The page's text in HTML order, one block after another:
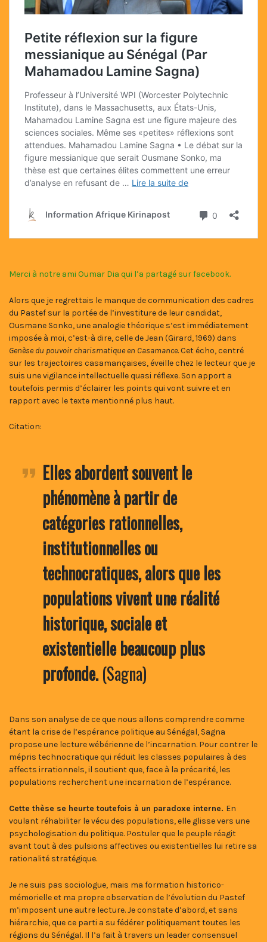
Merci à notre ami Oumar Dia qui l’a partagé sur facebook.
Alors que je regrettais le manque de communication des cadres
du Pastef sur la portée de l’investiture de leur candidat,
Ousmane Sonko, une analogie théorique s’est immédiatement
imposée à moi, c’est-à dire, celle de Jean (Girard, 1969) dans
Genèse du pouvoir charismatique en Casamance. Cet écho, centré
sur les trajectoires casamançaises, éveille chez le lecteur que je
suis une vigilance intellectuelle quasi réflexe. Son apport a
toutefois permis d’éclairer les points qui vont suivre et en
rapport avec le texte mentionné plus haut.
Citation:
Elles abordent souvent le
phénomène à partir de
catégoriesrationnelles,
institutionnelles ou
technocratiques, alors que les
populations vivent une réalité
historique, sociale et
existentielle beaucoup plus
profonde.(Sagna)
Dans son analyse de ce que nous allons comprendre comme
étant la crise de l’espérance politique au Sénégal, Sagna
propose une lecture wébérienne de l’incarnation. Pour contrer le
mépris technocratique qui réduit les classes populaires à des
affects irrationnels, il soutient que, face à la précarité, les
populations recherchent une incarnation de l’espérance.
Cette thèse se heurte toutefois à un paradoxe interne. En
voulant réhabiliter le vécu des populations, elle glisse vers une
psychologisation du politique. Postuler que le peuple réagit
avant tout à des pulsions affectives ou existentielles lui retire sa
rationalité stratégique.
Je ne suis pas sociologue, mais ma formation historico-
mémorielle et ma propre observation de l’évolution du Pastef
m’imposent une autre lecture. Je constate d’abord, et sans
hiérarchie, que ce parti a su fédérer politiquement toutes les
régions du Sénégal. Il l’a fait à travers un leader consensuel